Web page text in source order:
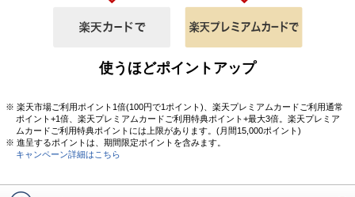
使うほどポイントアップ
※ 楽天市場ご利用ポイント1倍(100円で1ポイント)、楽天プレミアムカードご利用通常
ポイント+1倍、楽天プレミアムカードご利用特典ポイント+最大3倍。楽天プレミア
ムカードご利用特典ポイントには上限があります。(月間15,000ポイント)
※ 進呈するポイントは、期間限定ポイントを含みます。
キャンペーン詳細はこちら